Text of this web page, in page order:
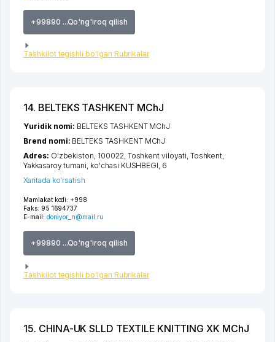
+99890 ...Qo'ng'iroq qilish
Tashkilot tegishli bo'lgan Rubrikalar
14. BELTEKS TASHKENT MChJ
Mamlakat kodi: +998
Faks: 95 1694737
E-mail: doniyor_n@mail.ru
+99890 ...Qo'ng'iroq qilish
Tashkilot tegishli bo'lgan Rubrikalar
Yuridik nomi: BELTEKS TASHKENT MChJ
Brend nomi: BELTEKS TASHKENT MChJ
Adres: O'zbekiston, 100022, Toshkent viloyati Toshkent
Yakkasaroy tumani ko'chasi KUSHBEGI , 6
Xaritada ko'rsatish
15. CHINA-UK SLLD TEXTILE KNITTING XK MChJ